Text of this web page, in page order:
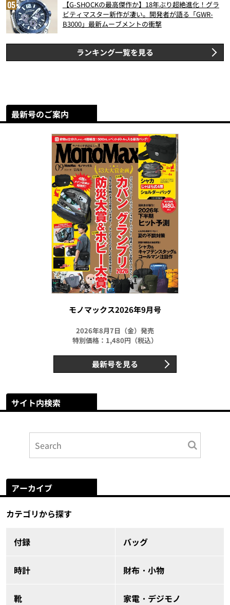
【G-SHOCKの最高傑作か】18年ぶり超絶進化！グラ
ビティマスター新作が凄い。開発者が語る「GWR-
B3000」最新ムーブメントの衝撃
ランキング一覧を見る
最新号のご案内
モノマックス2026年9月号
2026年8月7日（金）発売
特別価格：1,480円（税込）
最新号を見る
サイト内検索
アーカイブ
カテゴリから探す
付録 バッグ
時計 財布・小物
靴 家電・デジモノ